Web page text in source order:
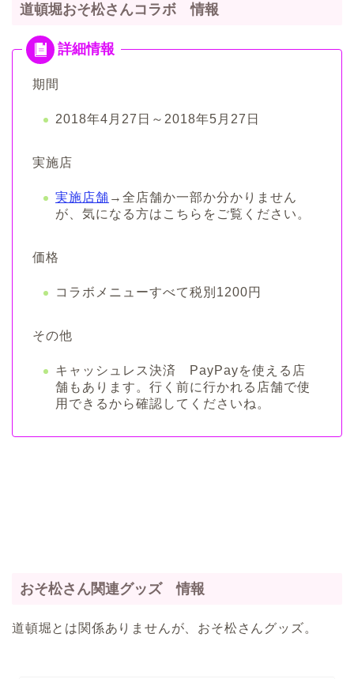
道頓堀おそ松さんコラボ 情報
期間
2018年4月27日～2018年5月27日
実施店
実施店舗 →全店舗か一部か分かりません
が、気になる方はこちらをご覧ください。
価格
コラボメニューすべて税別1200円
その他
キャッシュレス決済 PayPayを使える店
舗もあります。行く前に行かれる店舗で使
用できるから確認してくださいね。
おそ松さん関連グッズ 情報
道頓堀とは関係ありませんが、おそ松さんグッズ。